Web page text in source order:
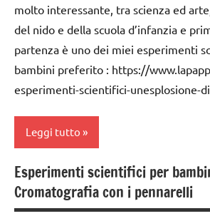
2a
3a
classe
classe
da 0
a 3
anni
molto interessante, tra scienza ed
del nido e della scuola d’infanzia e
partenza è uno dei miei esperimenti
bambini preferito : https://
esperimenti-scientifici-unesplosione-
Leggi tutto
ARTE
IMMAGINE
Esperimenti scientifici per
Cromatografia con i pennarelli